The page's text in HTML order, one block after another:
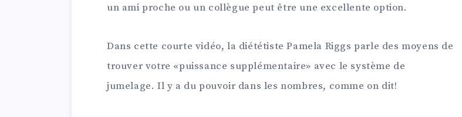
un ami proche ou un collègue peut être une excellente option.
Dans cette courte vidéo, la diététiste Pamela Riggs parle des moyens de
trouver votre «puissance supplémentaire» avec le système de
jumelage. Il y a du pouvoir dans les nombres, comme on dit!